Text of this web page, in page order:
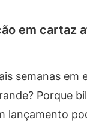
em cartaz
semanas em
Porque
lançamento